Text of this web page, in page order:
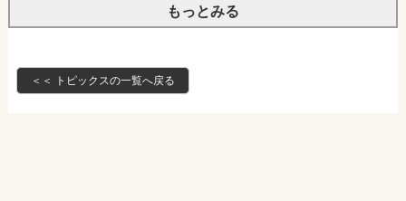
もっとみる
＜＜ トピックスの一覧へ戻る